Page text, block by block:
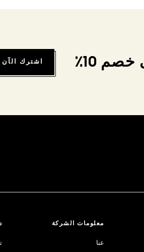
10٪ اشترك الآن
معلومات الشركة
عنا